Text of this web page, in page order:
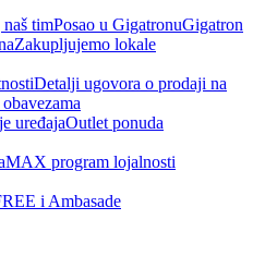
timPosao u GigatronuGigatron
Zakupljujemo lokale
Detalji ugovora o prodaji na
uređajaOutlet ponuda
program lojalnosti
i Ambasade